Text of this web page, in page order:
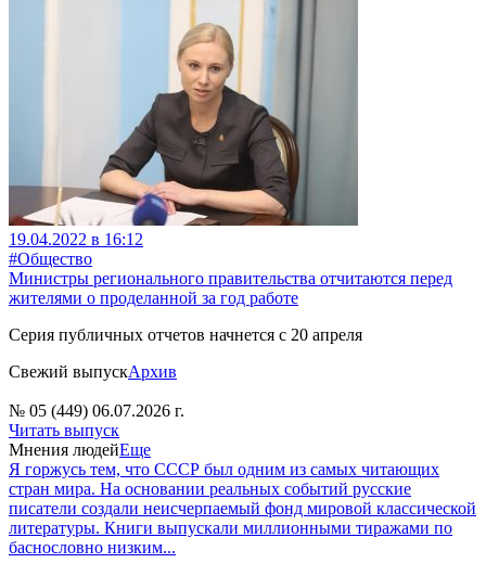
19.04.2022 в 16:12
#Общество
Министры регионального правительства отчитаются перед
жителями о проделанной за год работе
Серия публичных отчетов начнется с 20 апреля
Свежий выпускАрхив
№ 05 (449) 06.07.2026 г.
Читать выпуск
Мнения людейЕще
Я горжусь тем, что СССР был одним из самых читающих
стран мира. На основании реальных событий русские
писатели создали неисчерпаемый фонд мировой классической
литературы. Книги выпускали миллионными тиражами по
баснословно низким...